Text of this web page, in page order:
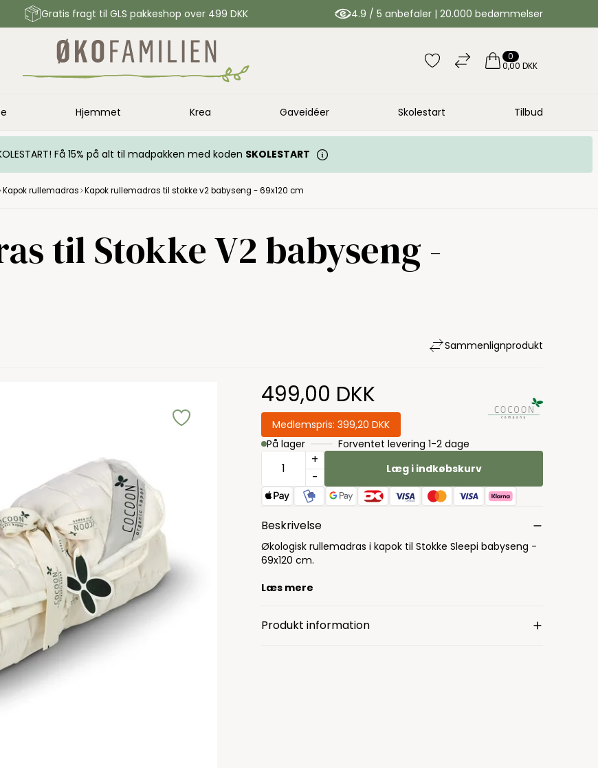
Gratis fragt til GLS pakkeshop over 499 DKK 4.9 / 5 anbefaler | 20.000 bedømmelser
0
0,00 DKK
Hjemmet Krea Gaveidéer Skolestart Tilbud
Få 15% på alt til madpakken med koden SKOLESTART
Kapok rullemadras Kapok rullemadras til stokke v2 babyseng - 69x120 cm
til Stokke V2 babyseng -
Sammenlignprodukt
499,00 DKK
Medlemspris:399,20 DKK
På lager
Forventet levering 1-2 dage
+
-
Læg i indkøbskurv
Beskrivelse
Økologisk rullemadras i kapok til Stokke Sleepi babyseng -
69x120 cm.
Læs mere
Produkt information